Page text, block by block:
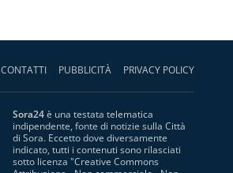
CONTATTI PUBBLICITÀ PRIVACY POLICY
Sora24è una testata telematica
indipendente, fonte di notizie sulla Città
di Sora. Eccetto dove diversamente
indicato, tutti i contenuti sono rilasciati
sotto licenza "Creative Commons